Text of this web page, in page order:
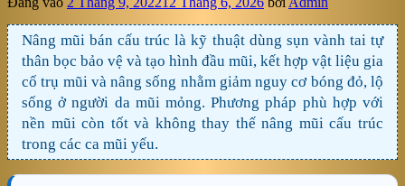
Nâng mũi bán cấu trúc là kỹ thuật dùng sụn vành tai tự
thân bọc bảo vệ và tạo hình đầu mũi, kết hợp vật liệu gia
cố trụ mũi và nâng sống nhằm giảm nguy cơ bóng đỏ, lộ
sống ở người da mũi mỏng. Phương pháp phù hợp với
nền mũi còn tốt và không thay thế nâng mũi cấu trúc
trong các ca mũi yếu.